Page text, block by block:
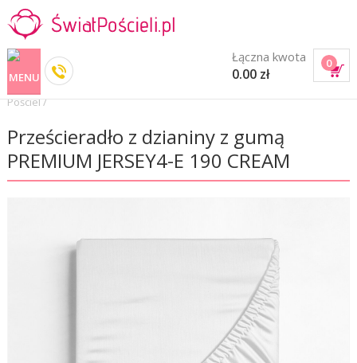
0
Łączna kwota
0.00 zł
Pościel/
Prześcieradło z dzianiny z gumą
PREMIUM JERSEY4-E 190 CREAM